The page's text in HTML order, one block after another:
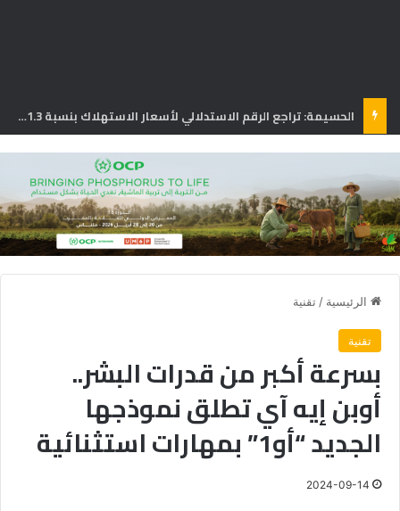
الحسيمة: تراجع الرقم الاستدلالي لأسعار الاستهلاك بنسبة 1.3% في يونيو
الرئيسية / تقنية
تقنية
بسرعة أكبر من قدرات البشر..
أوبن إيه آي تطلق نموذجها
الجديد “أو1” بمهارات استثنائية
2024-09-14